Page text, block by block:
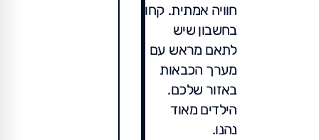
חוויה אמתית. קחו
בחשבון שיש
לתאם מראש עם
מערך הכבאות
באזור שלכם.
הילדים מאוד
נהנו.